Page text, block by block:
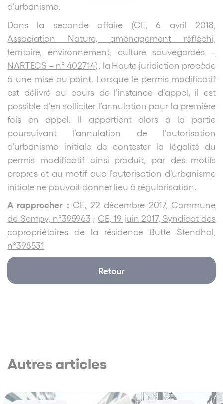
d’urbanisme.
Dans la seconde affaire (CE, 6 avril 2018,
Association Nature, aménagement réfléchi,
territoire, environnement, culture sauvegardés –
NARTECS – n° 402714), la Haute juridiction procède
à une mise au point. Lorsque le permis modificatif
est délivré au cours de l’instance d’appel, il est
possible d’en solliciter l’annulation pour la première
fois en appel. Il appartient alors à la partie
poursuivant l’annulation de l’autorisation
d’urbanisme initiale de contester la légalité du
permis modificatif ainsi produit, par des motifs
propres et au motif que l’autorisation d’urbanisme
initiale ne pouvait donner lieu à régularisation.
A rapprocher : CE, 22 décembre 2017, Commune
de Sempy, n°395963 ; CE, 19 juin 2017, Syndicat des
copropriétaires de la résidence Butte Stendhal,
n°398531
Retour
Autres articles